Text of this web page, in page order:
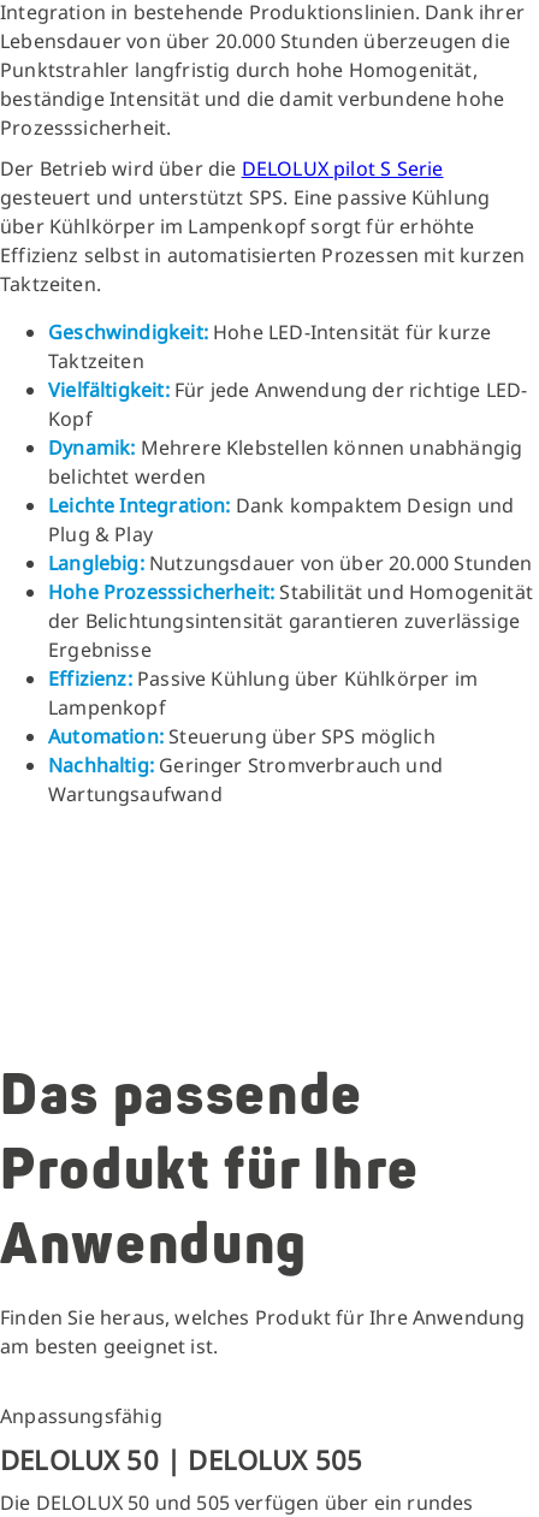
Integration in bestehende Produktionslinien. Dank ihrer
Lebensdauer von über 20.000 Stunden überzeugen die
Punktstrahler langfristig durch hohe Homogenität,
beständige Intensität und die damit verbundene hohe
Prozesssicherheit.
Der Betrieb wird über die DELOLUX pilot S Serie
gesteuert und unterstützt SPS. Eine passive Kühlung
über Kühlkörper im Lampenkopf sorgt für erhöhte
Effizienz selbst in automatisierten Prozessen mit kurzen
Taktzeiten.
Geschwindigkeit:Hohe LED-Intensität für kurze
Taktzeiten
Vielfältigkeit:Für jede Anwendung der richtige LED-
Kopf
Dynamik: Mehrere Klebstellen können unabhängig
belichtet werden
Leichte Integration: Dank kompaktem Design und
Plug & Play
Langlebig:Nutzungsdauer von über 20.000 Stunden
Hohe Prozesssicherheit:Stabilität und Homogenität
der Belichtungsintensität garantieren zuverlässige
Ergebnisse
Effizienz:Passive Kühlung über Kühlkörper im
Lampenkopf
Automation:Steuerung über SPS möglich
Nachhaltig:Geringer Stromverbrauch und
Wartungsaufwand
Das passende
Produkt für Ihre
Anwendung
Finden Sie heraus, welches Produkt für Ihre Anwendung
am besten geeignet ist.
Anpassungsfähig
DELOLUX 50 | DELOLUX 505
Die DELOLUX 50 und 505 verfügen über ein rundes